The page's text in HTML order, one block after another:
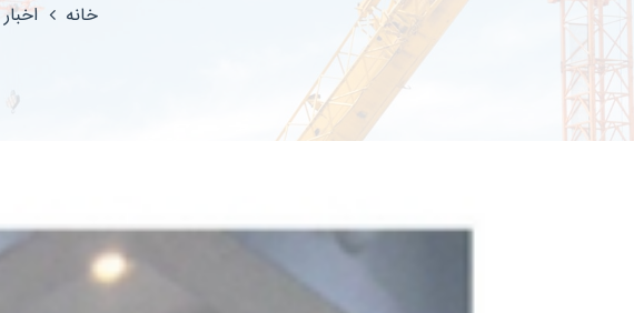
خانه اخبار